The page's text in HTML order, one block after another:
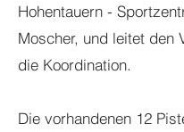
Hohentauern -
Moscher, und leitet den
die Koordination.
Die vorhandenen 12